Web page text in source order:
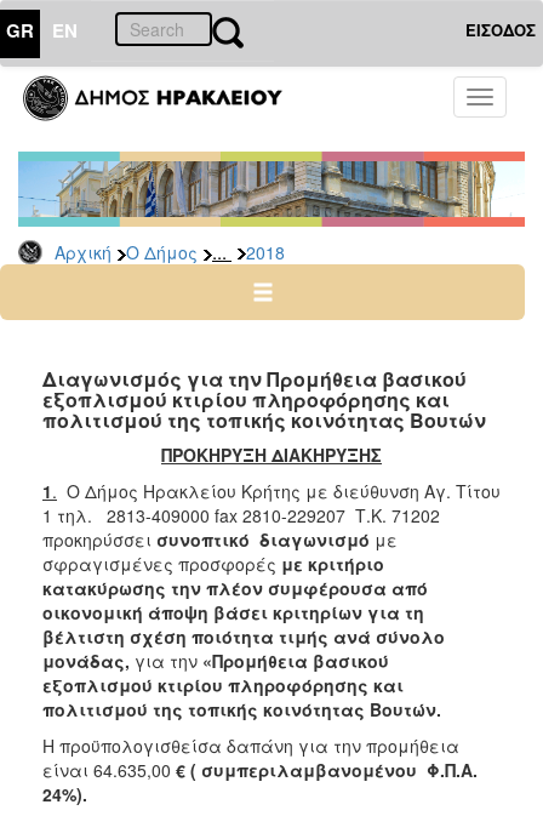
GR EN ΕΙΣΟΔΟΣ
Toggle
Αρχική Ο Δήμος ... 2018
ΔΗΜΟΣ
Διακηρύξεις
-
Δημοπρασίες
Αρχείο
2025
2023
2022
2020
2019
2018
2017
2016
2015
2013
Διαγωνισμός για την Προμήθεια βασικού
εξοπλισμού κτιρίου πληροφόρησης και
πολιτισμού της τοπικής κοινότητας Βουτών
ΠΡΟΚΗΡΥΞΗ ΔΙΑΚΗΡΥΞΗΣ
1. Ο Δήμος Ηρακλείου Κρήτης με διεύθυνση Αγ. Τίτου
1 τηλ. 2813-409000 fax 2810-229207 Τ.Κ. 71202
προκηρύσσει συνοπτικό διαγωνισμό με
σφραγισμένες προσφορές με κριτήριο
κατακύρωσης την πλέον συμφέρουσα από
οικονομική άποψη βάσει κριτηρίων για τη
βέλτιστη σχέση ποιότητα τιμής ανά σύνολο
μονάδας, για την «Προμήθεια βασικού
εξοπλισμού κτιρίου πληροφόρησης και
πολιτισμού της τοπικής κοινότητας Βουτών.
Η προϋπολογισθείσα δαπάνη για την προμήθεια
είναι 64.635,00 € ( συμπεριλαμβανομένου Φ.Π.Α.
24%).